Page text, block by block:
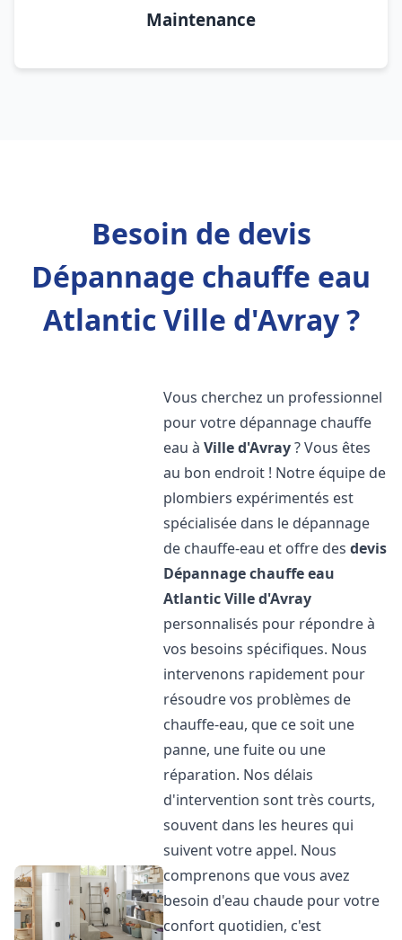
Maintenance
Besoin de devis
Dépannage chauffe eau
Atlantic Ville d'Avray ?
Vous cherchez un professionnel
pour votre dépannage chauffe
eau àVille d'Avray? Vous êtes
au bon endroit ! Notre équipe de
plombiers expérimentés est
spécialisée dans le dépannage
de chauffe-eau et offre desdevis
Dépannage chauffe eau
AtlanticVille d'Avray
personnalisés pour répondre à
vos besoins spécifiques. Nous
intervenons rapidement pour
résoudre vos problèmes de
chauffe-eau, que ce soit une
panne, une fuite ou une
réparation. Nos délais
d'intervention sont très courts,
souvent dans les heures qui
suivent votre appel. Nous
comprenons que vous avez
besoin d'eau chaude pour votre
confort quotidien, c'est